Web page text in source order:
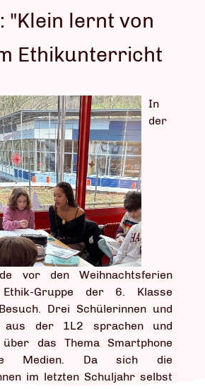
"Klein lernt von
Ethikunterricht
In
der
vor den Weihnachtsferien
Gruppe der 6. Klasse
Drei Schülerinnen und
aus der 1L2 sprachen und
das Thema Smartphone
Medien. Da sich die
im letzten Schuljahr selbst